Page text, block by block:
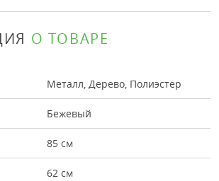
О ТОВАРЕ
Металл, Дерево, Полиэстер
Бежевый
85 см
62 см